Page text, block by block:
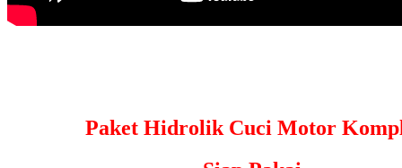
Paket Hidrolik Cuci Motor